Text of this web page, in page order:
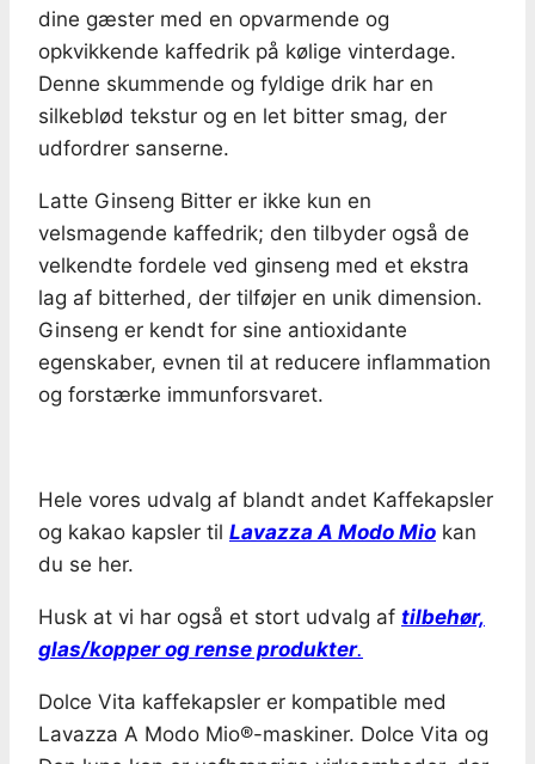
dine gæster med en opvarmende og
opkvikkende kaffedrik på kølige vinterdage.
Denne skummende og fyldige drik har en
silkeblød tekstur og en let bitter smag, der
udfordrer sanserne.
Latte Ginseng Bitter er ikke kun en
velsmagende kaffedrik; den tilbyder også de
velkendte fordele ved ginseng med et ekstra
lag af bitterhed, der tilføjer en unik dimension.
Ginseng er kendt for sine antioxidante
egenskaber, evnen til at reducere inflammation
og forstærke immunforsvaret.
Hele vores udvalg af blandt andet Kaffekapsler
og kakao kapsler til Lavazza A Modo Mio kan
du se her.
Husk at vi har også et stort udvalg af tilbehør,
glas/kopper og rense produkter.
Dolce Vita kaffekapsler er kompatible med
Lavazza A Modo Mio®-maskiner. Dolce Vita og